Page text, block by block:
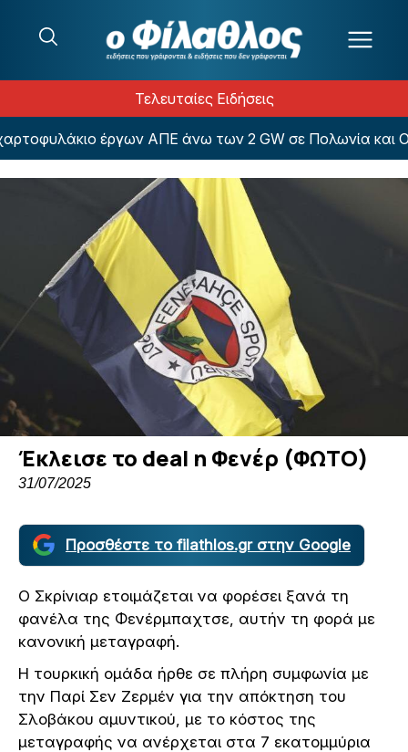
Τελευταίες Ειδήσεις
έργων ΑΠΕ άνω των 2 GW σε Πολωνία και
Έκλεισε το deal η Φενέρ (ΦΩΤΟ)
31/07/2025
Προσθέστε το filathlos.gr στην Google
Ο Σκρίνιαρ ετοιμάζεται να φορέσει ξανά τη
φανέλα της Φενέρμπαχτσε, αυτήν τη φορά με
κανονική μεταγραφή.
Η τουρκική ομάδα ήρθε σε πλήρη συμφωνία με
την Παρί Σεν Ζερμέν για την απόκτηση του
Σλοβάκου αμυντικού, με το κόστος της
μεταγραφής να ανέρχεται στα 7 εκατομμύρια